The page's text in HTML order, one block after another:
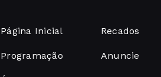
Página Inicial
Programação
Recados
Anuncie